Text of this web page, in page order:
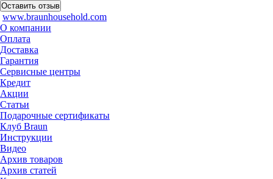
www.braunhousehold.com
О компании
Оплата
Доставка
Гарантия
Сервисные центры
Кредит
Акции
Статьи
Подарочные сертификаты
Клуб Braun
Инструкции
Видео
Архив товаров
Архив статей